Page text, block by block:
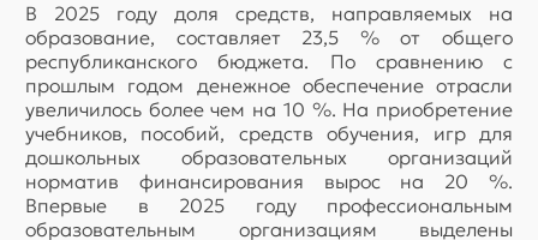
В 2025 году доля средств, направляемых на
образование, составляет 23,5 % от общего
республиканского бюджета. По сравнению с
прошлым годом денежное обеспечение отрасли
увеличилось более чем на 10 %. На приобретение
учебников, пособий, средств обучения, игр для
дошкольных образовательных организаций
норматив финансирования вырос на 20 %.
Впервые в 2025 году профессиональным
образовательным организациям выделены